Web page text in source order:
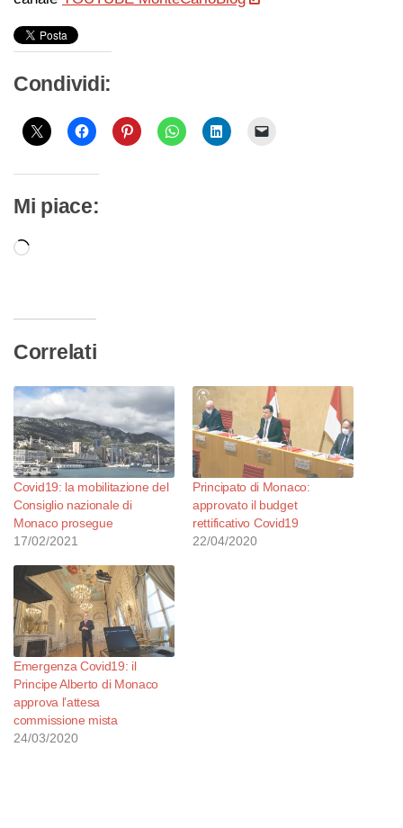
Condividi:
Mi piace:
Caricamento
Correlati
Covid19: la mobilitazione del
Consiglio nazionale di
Monaco prosegue
17/02/2021
Principato di Monaco:
approvato il budget
rettificativo Covid19
22/04/2020
Emergenza Covid19: il
Principe Alberto di Monaco
approva l’attesa
commissione mista
24/03/2020